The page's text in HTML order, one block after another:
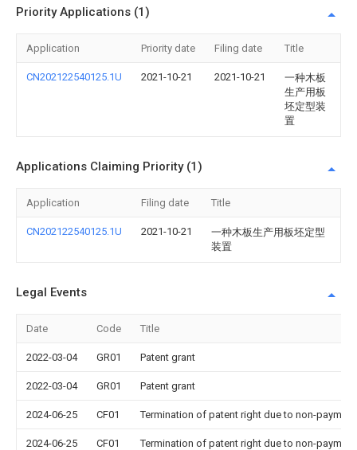
Priority Applications (1)
Application Priority date Filing date Title
CN202122540125.1U 2021-10-21 2021-10-21
一种木板
生产用板
坯定型装
置
Applications Claiming Priority (1)
Application Filing date Title
CN202122540125.1U 2021-10-21
一种木板生产用板坯定型
装置
Legal Events
Date Code Title
2022-03-04 GR01 Patent grant
2022-03-04 GR01 Patent grant
2024-06-25 CF01 Termination of patent right due to non-
2024-06-25 CF01 Termination of patent right due to non-